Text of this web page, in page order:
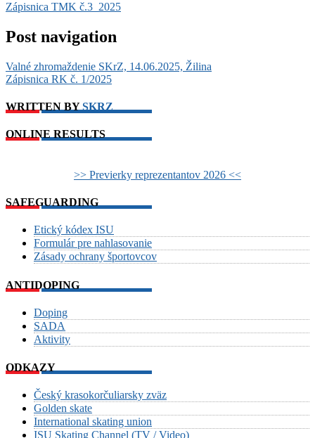
Zápisnica TMK č.3_2025
Post navigation
Valné zhromaždenie SKrZ, 14.06.2025, Žilina
Zápisnica RK č. 1/2025
WRITTEN BYSKRZ
ONLINE RESULTS
>> Previerky reprezentantov 2026 <<
SAFEGUARDING
Etický kódex ISU
Formulár pre nahlasovanie
Zásady ochrany športovcov
ANTIDOPING
Doping
SADA
Aktivity
ODKAZY
Český krasokorčuliarsky zväz
Golden skate
International skating union
ISU Skating Channel (TV / Video)